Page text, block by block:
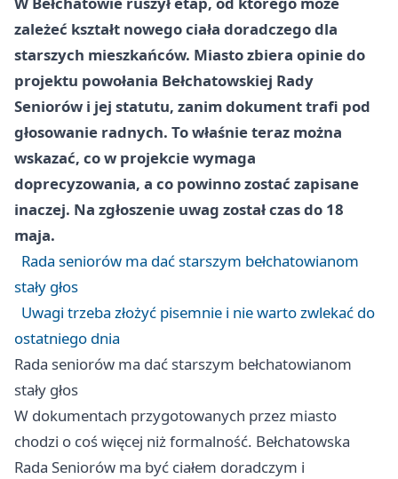
zależeć kształt nowego ciała doradczego dla
starszych mieszkańców. Miasto zbiera opinie do
projektu powołania Bełchatowskiej Rady
Seniorów i jej statutu, zanim dokument trafi pod
głosowanie radnych. To właśnie teraz można
wskazać, co w projekcie wymaga
doprecyzowania, a co powinno zostać zapisane
inaczej. Na zgłoszenie uwag został czas do 18
maja.
Rada seniorów ma dać starszym bełchatowianom
stały głos
Uwagi trzeba złożyć pisemnie i nie warto zwlekać do
ostatniego dnia
Rada seniorów ma dać starszym bełchatowianom
stały głos
W dokumentach przygotowanych przez miasto
chodzi o coś więcej niż formalność. Bełchatowska
Rada Seniorów ma być ciałem doradczym i